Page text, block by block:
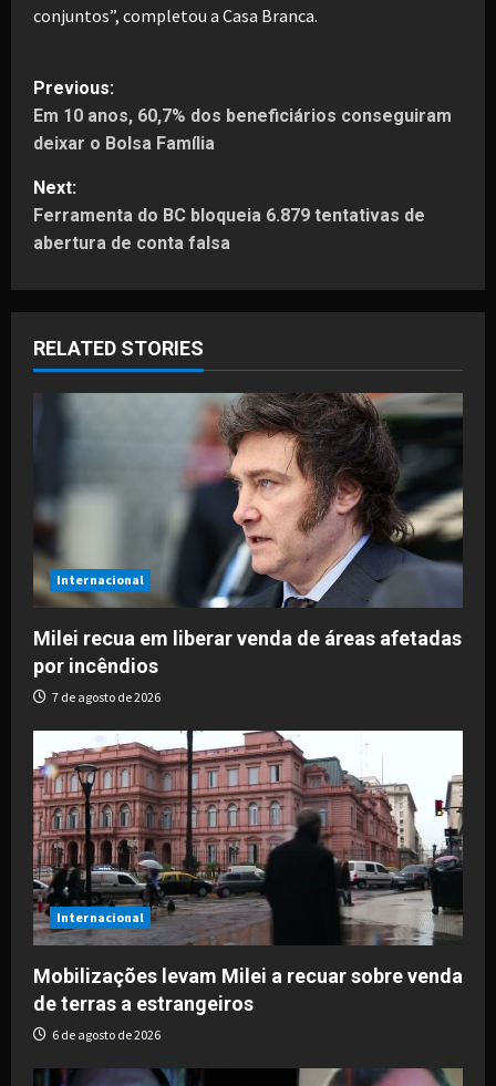
conjuntos”, completou a Casa Branca.
P
o
s
t
a
v
i
a
t
i
o
n
Previous:
Em 10 anos, 60,7% dos beneficiários conseguiram
deixar o Bolsa Família
Next:
Ferramenta do BC bloqueia 6.879 tentativas de
abertura de conta falsa
RELATED STORIES
Internacional
Milei recua em liberar venda de áreas afetadas
por incêndios
7 de agosto de 2026
Internacional
Mobilizações levam Milei a recuar sobre venda
de terras a estrangeiros
6 de agosto de 2026